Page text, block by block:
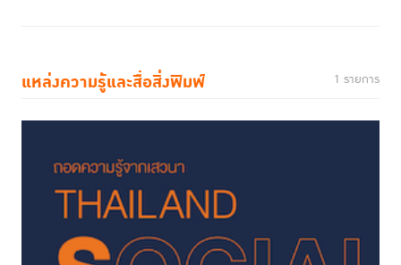
แหล่งความรู้และสื่อสิ่งพิมพ์ 1 รายการ